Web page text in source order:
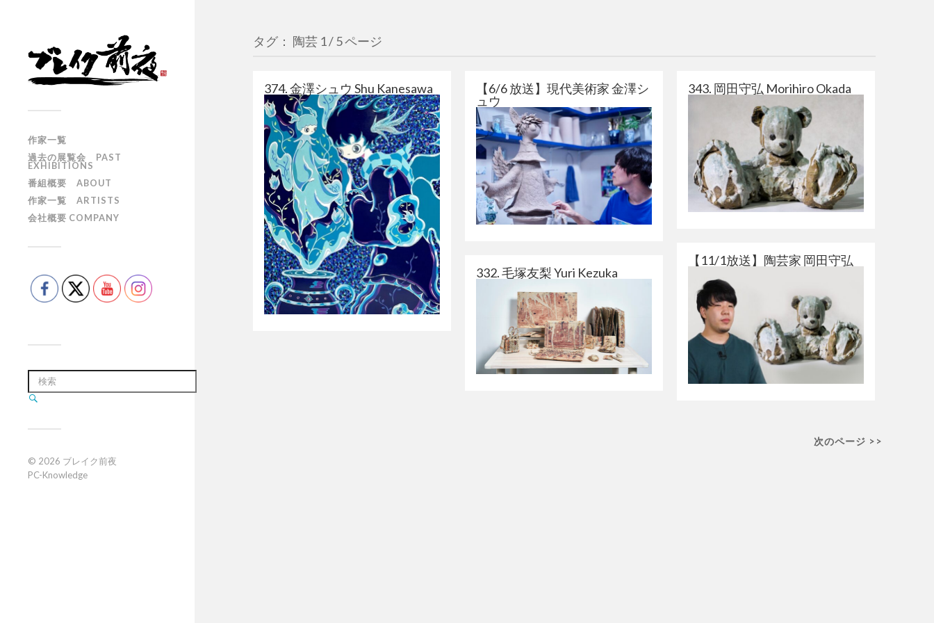
作家一覧
過去の展覧会 PAST
EXHIBITIONS
番組概要 ABOUT
作家一覧 ARTISTS
会社概要 COMPANY
© 2026 ブレイク前夜
PC-Knowledge
タグ： 陶芸 1 / 5 ページ
374. 金澤シュウ Shu Kanesawa
【6/6 放送】現代美術家 金澤シ
ュウ
343. 岡田守弘 Morihiro Okada
【11/1放送】陶芸家 岡田守弘
332. 毛塚友梨 Yuri Kezuka
次のページ >>